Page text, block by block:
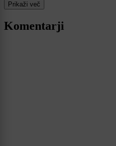
Prikaži več
Komentarji